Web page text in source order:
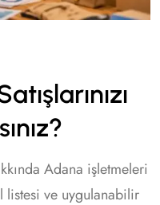
Adana işletmeleri
listesi ve uygulanabilir